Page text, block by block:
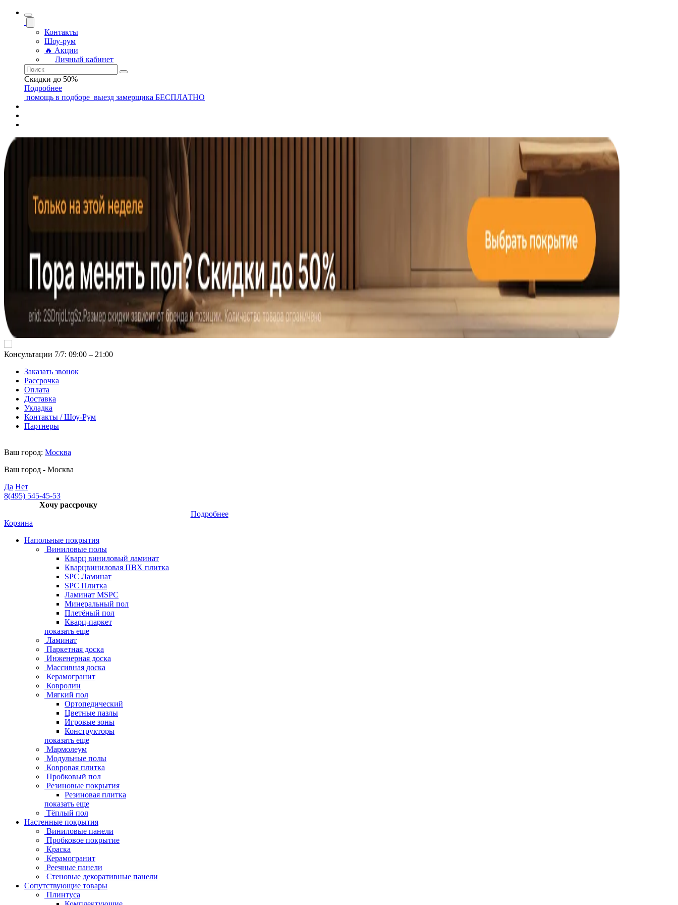
Контакты
Шоу-рум
🔥 Акции
Личный кабинет
Скидки до 50%
Подробнее
помощь в подборе выезд замерщика БЕСПЛАТНО
Консультации 7/7: 09:00 ‒ 21:00
Заказать звонок
Рассрочка
Оплата
Доставка
Укладка
Контакты / Шоу-Рум
Партнеры
Ваш город: Москва
Ваш город - Москва
Да Нет
8(495) 545-45-53
Хочу рассрочку
Подробнее
Корзина
Напольные покрытия
Виниловые полы
Кварц виниловый ламинат
Кварцвиниловая ПВХ плитка
SPC Ламинат
SPC Плитка
Ламинат MSPC
Минеральный пол
Плетёный пол
Кварц-паркет
показать еще
Ламинат
Паркетная доска
Инженерная доска
Массивная доска
Керамогранит
Ковролин
Мягкий пол
Ортопедический
Цветные пазлы
Игровые зоны
Конструкторы
показать еще
Мармолеум
Модульные полы
Ковровая плитка
Пробковый пол
Резиновые покрытия
Резиновая плитка
показать еще
Тёплый пол
Настенные покрытия
Виниловые панели
Пробковое покрытие
Краска
Керамогранит
Реечные панели
Стеновые декоративные панели
Сопутствующие товары
Плинтуса